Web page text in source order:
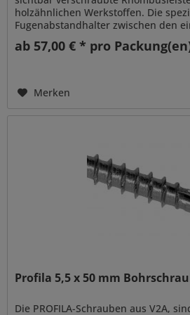
holzähnlichen Werkstoffen. Die
Fugenabstandhalter zwischen den
Rhombusleisten schaffen ein...
ab 57,00 € * pro
Merken
Profila 5,5 x 50 mm
Die PROFILA-Schrauben aus V2A,